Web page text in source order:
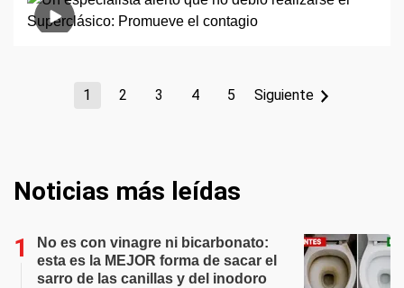
1 2 3 4 5 Siguiente
Noticias más leídas
No es con vinagre ni bicarbonato:
esta es la MEJOR forma de sacar el
sarro de las canillas y del inodoro